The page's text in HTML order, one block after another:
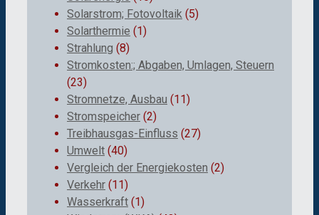
Solarstrom; Fotovoltaik (5)
Solarthermie (1)
Strahlung (8)
Stromkosten:; Abgaben, Umlagen, Steuern
(23)
Stromnetze, Ausbau (11)
Stromspeicher (2)
Treibhausgas-Einfluss (27)
Umwelt (40)
Vergleich der Energiekosten (2)
Verkehr (11)
Wasserkraft (1)